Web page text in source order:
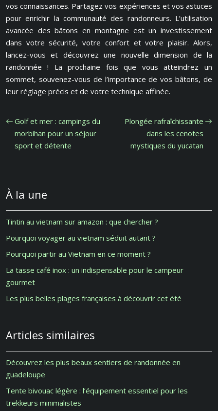
vos connaissances. Partagez vos expériences et vos astuces
pour enrichir la communauté des randonneurs. L’utilisation
avancée des bâtons en montagne est un investissement
dans votre sécurité, votre confort et votre plaisir. Alors,
lancez-vous et découvrez une nouvelle dimension de la
randonnée ! La prochaine fois que vous atteindrez un
sommet, souvenez-vous de l’importance de vos bâtons, de
leur réglage précis et de votre technique affinée.
Golf et mer : campings du
morbihan pour un séjour
sport et détente
Plongée rafraîchissante
dans les cenotes
mystiques du yucatan
À la une
Tintin au vietnam sur amazon : que chercher ?
Pourquoi voyager au vietnam séduit autant ?
Pourquoi partir au Vietnam en ce moment ?
La tasse café inox : un indispensable pour le campeur
gourmet
Les plus belles plages françaises à découvrir cet été
Articles similaires
Découvrez les plus beaux sentiers de randonnée en
guadeloupe
Tente bivouac légère : l’équipement essentiel pour les
trekkeurs minimalistes